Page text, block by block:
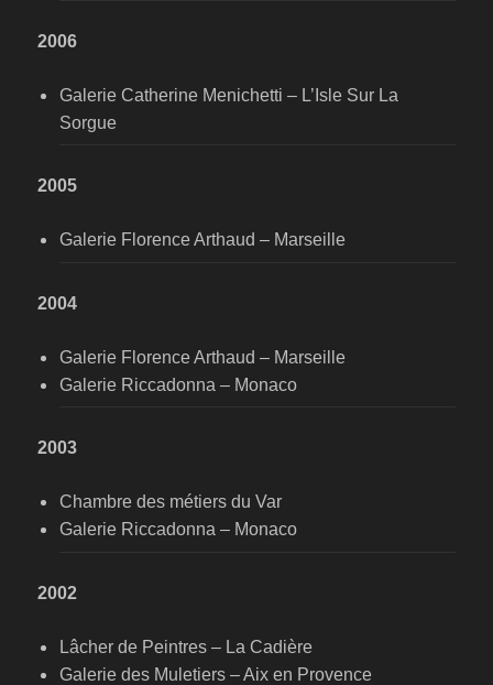
2006
Galerie Catherine Menichetti – L’Isle Sur La
Sorgue
2005
Galerie Florence Arthaud – Marseille
2004
Galerie Florence Arthaud – Marseille
Galerie Riccadonna – Monaco
2003
Chambre des métiers du Var
Galerie Riccadonna – Monaco
2002
Lâcher de Peintres – La Cadière
Galerie des Muletiers – Aix en Provence